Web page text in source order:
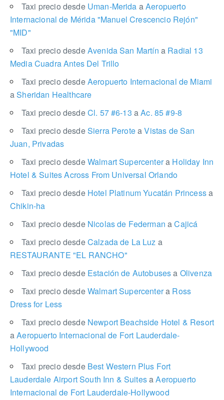
Taxi precio desde Uman-Merida aAeropuerto
Internacional de Mérida "Manuel Crescencio Rejón"
"MID"
Taxi precio desdeAvenida San Martín a Radial 13
Media Cuadra Antes Del Trillo
Taxi precio desdeAeropuerto Internacional de Miami
aSheridan Healthcare
Taxi precio desdeCl. 57 #6-13 aAc. 85 #9-8
Taxi precio desdeSierra PeroteaVistas de San
Juan, Privadas
Taxi precio desdeWalmart Supercentera Holiday Inn
Hotel & Suites Across From Universal Orlando
Taxi precio desde Hotel Platinum Yucatán Princessa
Chikin-ha
Taxi precio desde Nicolas de FedermanaCajicá
Taxi precio desdeCalzada de La Luz a
RESTAURANTE "EL RANCHO"
Taxi precio desde Estación de Autobusesa Olivenza
Taxi precio desdeWalmart Supercentera Ross
Dress for Less
Taxi precio desde Newport Beachside Hotel & Resort
aAeropuerto Internacional de Fort Lauderdale-
Hollywood
Taxi precio desde Best Western Plus Fort
Lauderdale Airport South Inn & SuitesaAeropuerto
Internacional de Fort Lauderdale-Hollywood